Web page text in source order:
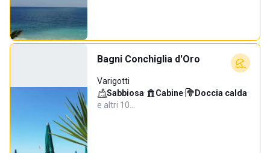
Bagni Conchiglia d'Oro
Varigotti
Sabbiosa· Cabine· Doccia calda·
e altri 10…